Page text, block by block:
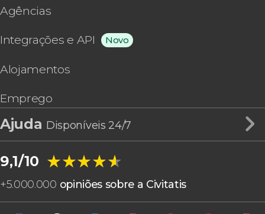
Agências
Integrações e API Novo
Alojamentos
Emprego
Ajuda Disponíveis 24/7
9,1/10 ★★★★★
★★★★★
+5.000.000 opiniões sobre a Civitatis